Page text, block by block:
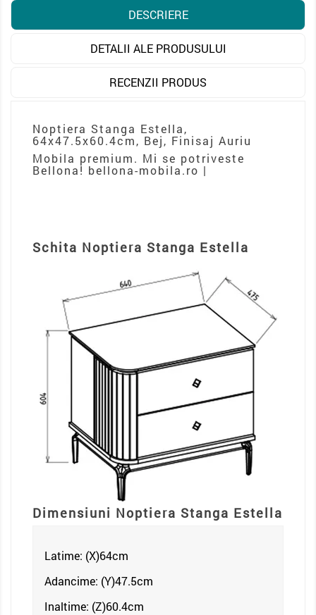
DESCRIERE
DETALII ALE PRODUSULUI
RECENZII PRODUS
Noptiera Stanga Estella,
64x47.5x60.4cm, Bej, Finisaj Auriu
Mobila premium. Mi se potriveste
Bellona! bellona-mobila.ro |
Schita Noptiera Stanga Estella
Dimensiuni Noptiera Stanga Estella
Latime: (X)64cm
Adancime: (Y)47.5cm
Inaltime: (Z)60.4cm